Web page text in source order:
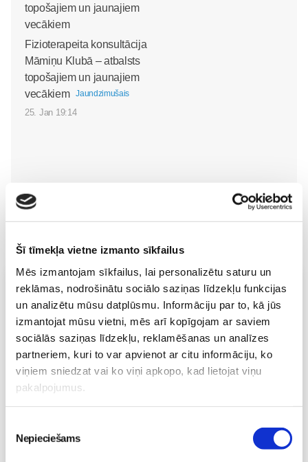
Šī tīmekļa vietne izmanto sīkfailus
Mēs izmantojam sīkfailus, lai personalizētu saturu un
reklāmas, nodrošinātu sociālo saziņas līdzekļu funkcijas
un analizētu mūsu datplūsmu. Informāciju par to, kā jūs
izmantojat mūsu vietni, mēs arī kopīgojam ar saviem
sociālās saziņas līdzekļu, reklamēšanas un analīzes
partneriem, kuri to var apvienot ar citu informāciju, ko
viņiem sniedzat vai ko viņi apkopo, kad lietojat viņu
pakalpojumus.
izvēle
Nepieciešams
Fizioterapeita konsultācija
Māmiņu Klubā – atbalsts
topošajiem un jaunajiem
vecākiem
Jaundzimušais
25. Jan 19:14
Vecāku skola
Topošo un jauno māmiņu lutināšanas programma ar
skaistumkopšanas speciālisti Ivetu Liberti
07.08 15:15-17:00
Izpārdots
07.08 16:30-17:00